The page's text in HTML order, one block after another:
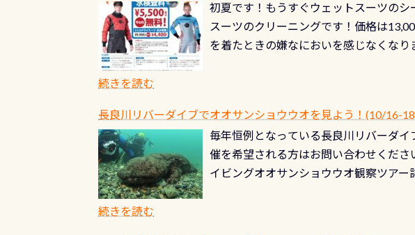
初夏です！もうすぐウェットスーツの
スーツのクリーニングです！価格は
を着たときの嫌なにおいを感じなくなり
ル(穴)がないか確認冬になり、使い始め
ルブのオーバーホール排気バルブは、
ーホールも非常に大切です BCDで言う
過ぎて急浮上…なんて事がないように
続きを読む
長良川リバーダイブでオオサンショウウオを見よう！(10/16-
毎年恒例となっている長良川リバーダ
催を希望される方はお問い合わせくだ
イビングオオサンショウウオ観察ツア
続きを読む